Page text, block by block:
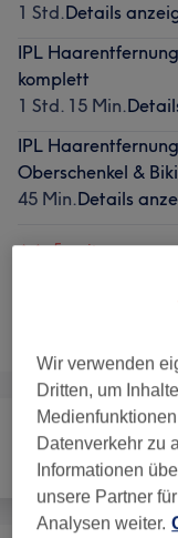
1 Std.Details
IPL
komplett
1 Std. 15 Min.
IPL
Oberschenkel &
45 Min.Details
5 weitere
Nicht gefunden
Nägel
Wir verwenden
Dritten, um
Datenverkehr zu
Informationen
unsere Partner
Analysen weiter.